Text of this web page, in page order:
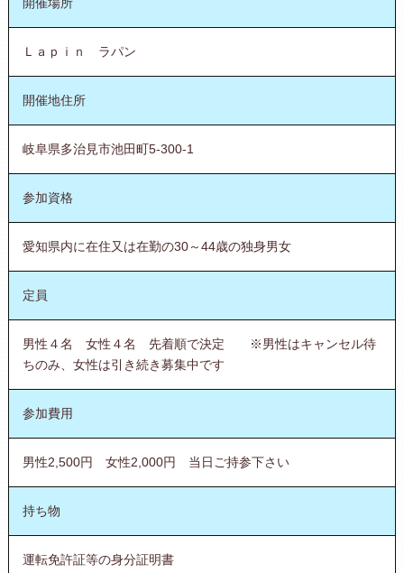
Ｌａｐｉｎ ラパン
開催地住所
岐阜県多治見市池田町5-300-1
参加資格
愛知県内に在住又は在勤の30～44歳の独身男女
定員
男性４名 女性４名 先着順で決定 ※男性はキャンセル待
ちのみ、女性は引き続き募集中です
参加費用
男性2,500円 女性2,000円 当日ご持参下さい
持ち物
運転免許証等の身分証明書